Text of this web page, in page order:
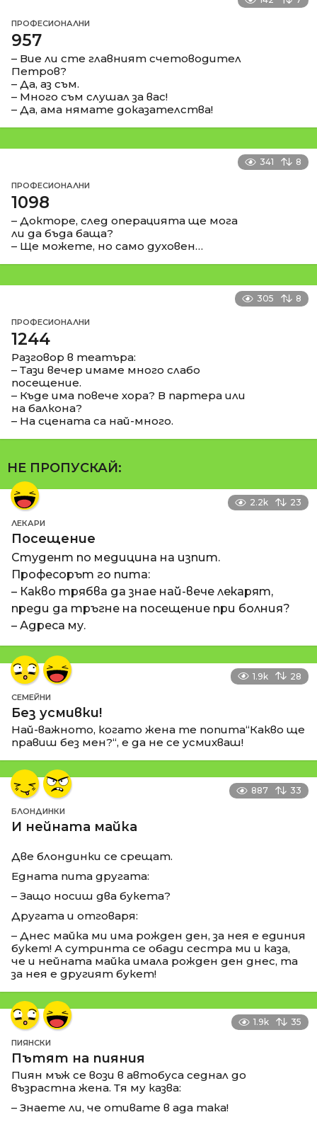
ПРОФЕСИОНАЛНИ
957
– Вие ли сте главният счетоводител
Петров?
– Да, аз съм.
– Много съм слушал за вас!
– Да, ама нямате доказателства!
341 8
ПРОФЕСИОНАЛНИ
1098
– Докторе, след операцията ще мога
ли да бъда баща?
– Ще можете, но само духовен…
305 8
ПРОФЕСИОНАЛНИ
1244
Разговор в театъра:
– Тази вечер имаме много слабо
посещение.
– Къде има повече хора? В партера или
на балкона?
– На сцената са най-много.
НЕ ПРОПУСКАЙ:
2.2k 23
ЛЕКАРИ
Посещение
Студент по медицина на изпит.
Професорът го пита:
– Какво трябва да знае най-вече лекарят,
преди да тръгне на посещение при болния?
– Адреса му.
1.9k 28
СЕМЕЙНИ
Без усмивки!
Най-важното, когато жена те попита“Какво ще
правиш без мен?“, е да не се усмихваш!
887 33
БЛОНДИНКИ
И нейната майка
Две блондинки се срещат.
Едната пита другата:
– Защо носиш два букета?
Другата и отговаря:
– Днес майка ми има рожден ден, за нея е единия
букет! А сутринта се обади сестра ми и каза,
че и нейната майка имала рожден ден днес, та
за нея е другият букет!
1.9k 35
ПИЯНСКИ
Пътят на пияния
Пиян мъж се вози в автобуса седнал до
възрастна жена. Тя му казва:
– Знаете ли, че отивате в ада така!